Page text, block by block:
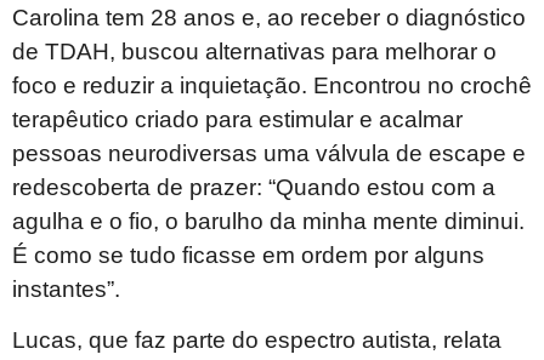
Carolina tem 28 anos e, ao receber o diagnóstico
de TDAH, buscou alternativas para melhorar o
foco e reduzir a inquietação. Encontrou no crochê
terapêutico criado para estimular e acalmar
pessoas neurodiversas uma válvula de escape e
redescoberta de prazer: “Quando estou com a
agulha e o fio, o barulho da minha mente diminui.
É como se tudo ficasse em ordem por alguns
instantes”.
Lucas, que faz parte do espectro autista, relata